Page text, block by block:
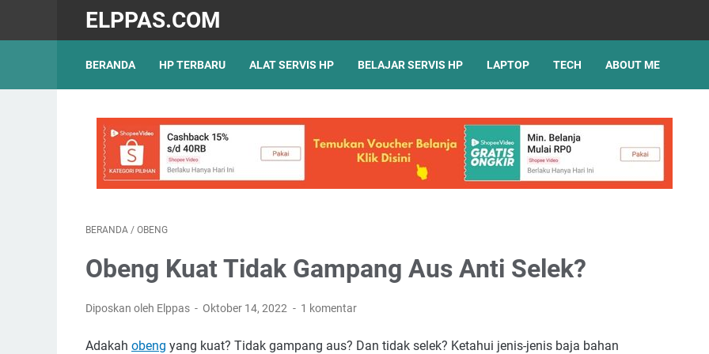
ELPPAS.COM
BERANDA HP TERBARU ALAT SERVIS HP BELAJAR SERVIS HP LAPTOP TECH ABOUT ME
BERANDA / OBENG
Obeng Kuat Tidak Gampang Aus Anti Selek?
Diposkan oleh Elppas Oktober 14, 2022 1 komentar
Adakah obeng yang kuat? Tidak gampang aus? Dan tidak selek? Ketahui jenis-jenis baja bahan